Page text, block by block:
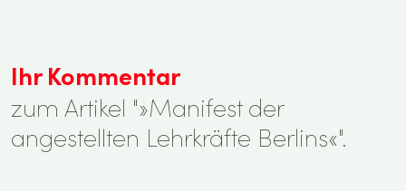
Ihr Kommentar
zum Artikel "»Manifest der
angestellten Lehrkräfte Berlins«".